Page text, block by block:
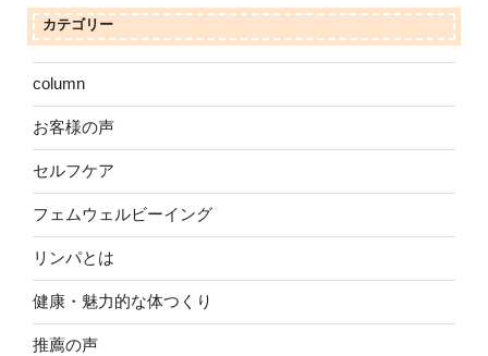
カテゴリー
column
お客様の声
セルフケア
フェムウェルビーイング
リンパとは
健康・魅力的な体つくり
推薦の声